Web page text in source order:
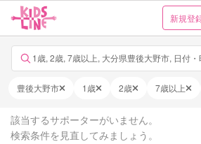
新規登
1歳, 2歳, 7歳以上, 大分県豊後大野市, 日付
豊後大野市 1歳 2歳 7歳以上
該当するサポーターがいません。
検索条件を見直してみましょう。